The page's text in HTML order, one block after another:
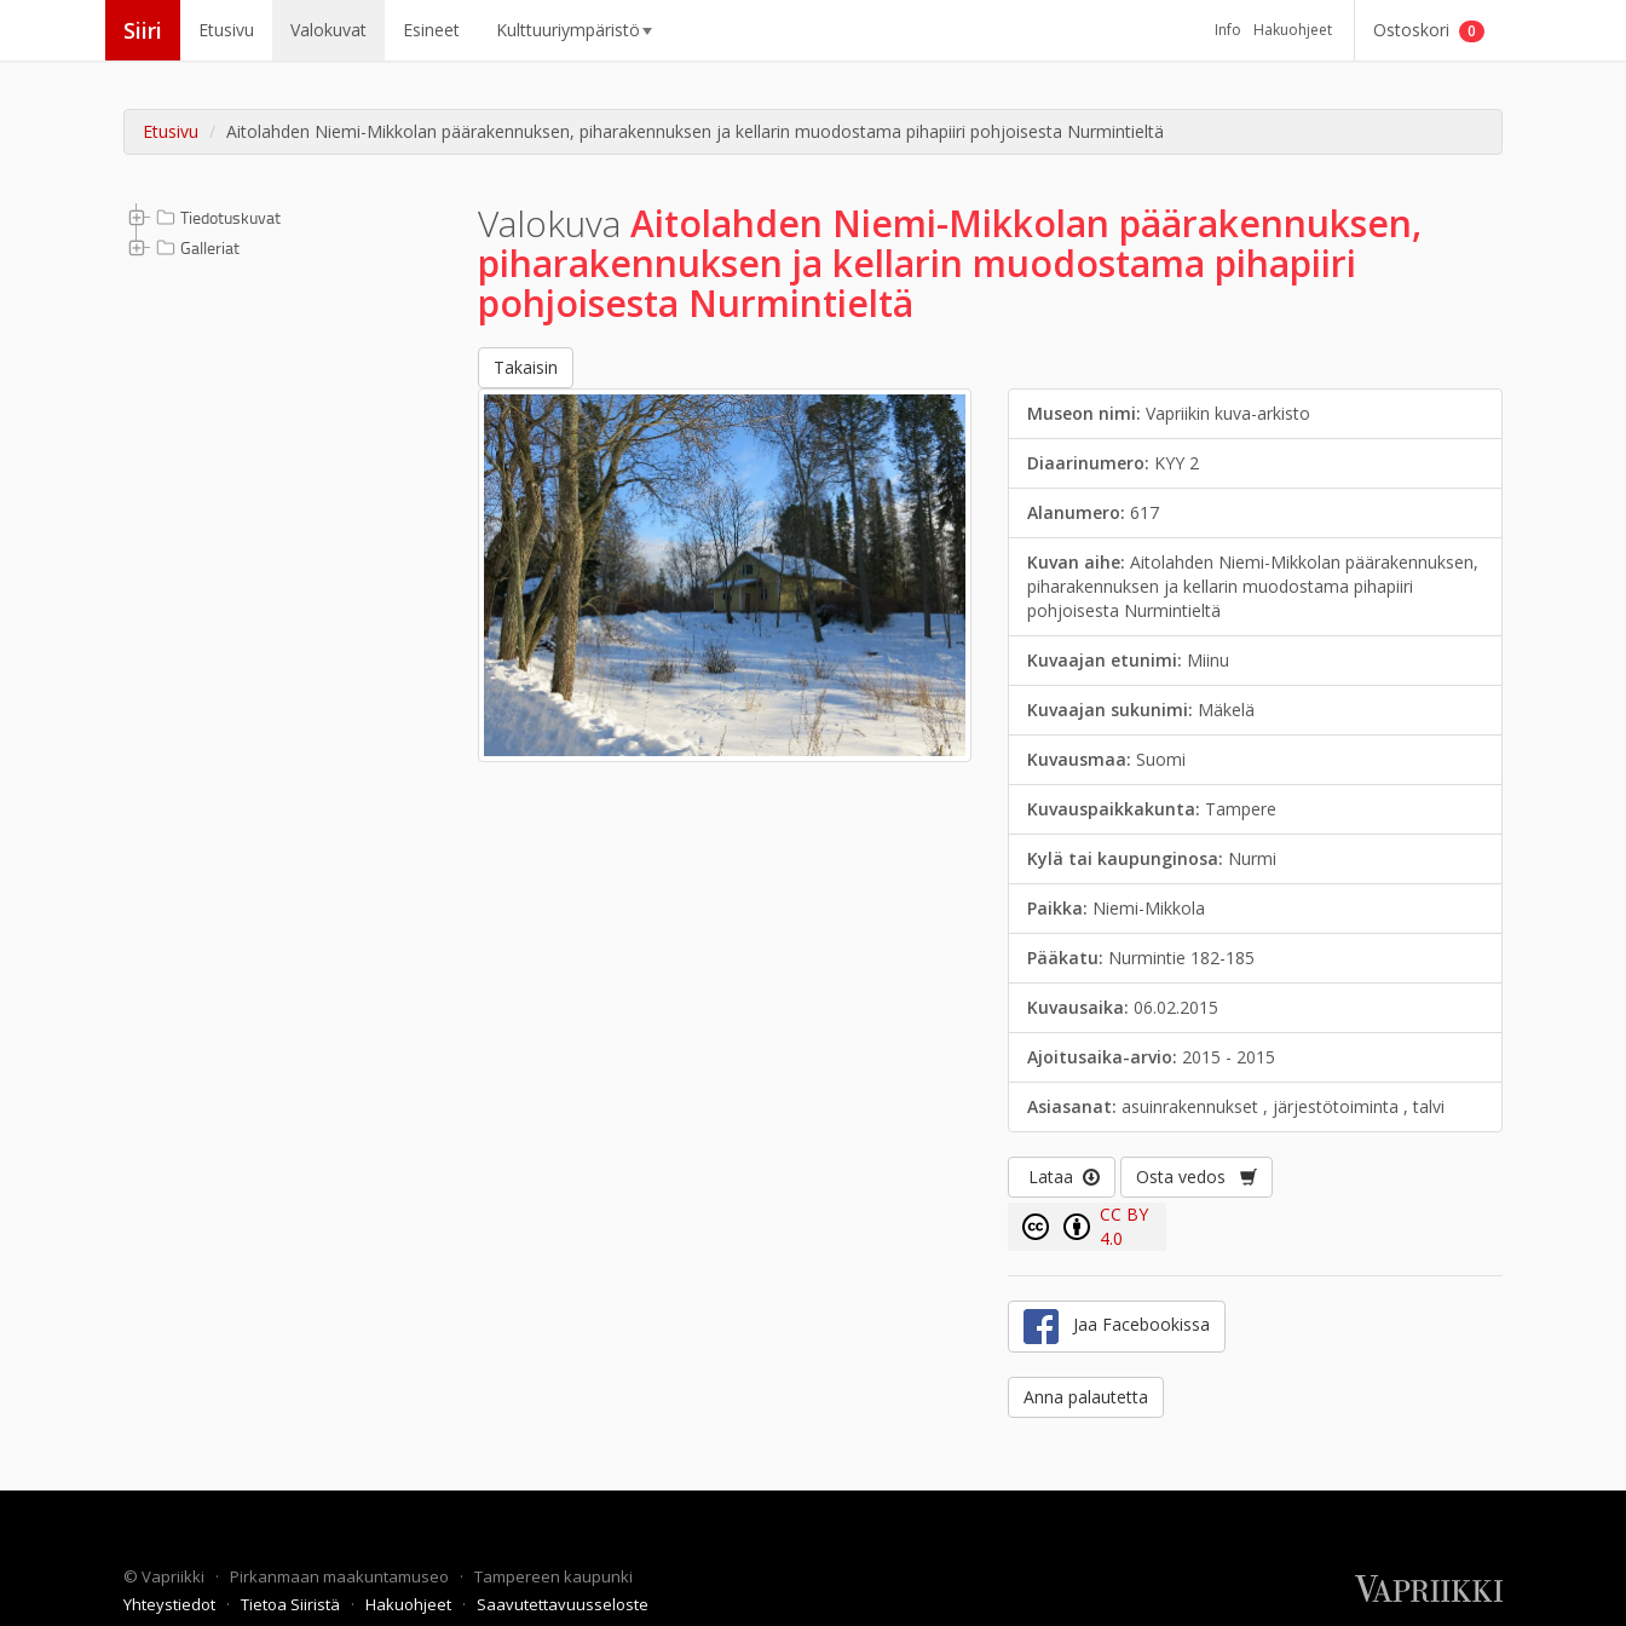
Siiri Etusivu Valokuvat Esineet Kulttuuriympäristö Info Hakuohjeet Ostoskori 0
Etusivu Aitolahden Niemi-Mikkolan päärakennuksen, piharakennuksen ja kellarin muodostama pihapiiri pohjoisesta Nurmintieltä
Tiedotuskuvat
Galleriat
Valokuva Aitolahden Niemi-Mikkolan päärakennuksen,
piharakennuksen ja kellarin muodostama pihapiiri
pohjoisesta Nurmintieltä
Takaisin
Museon nimi:Vapriikin kuva-arkisto
Diaarinumero: KYY 2
Alanumero:617
Kuvan aihe:Aitolahden Niemi-Mikkolan päärakennuksen,
piharakennuksen ja kellarin muodostama pihapiiri
pohjoisesta Nurmintieltä
Kuvaajan etunimi: Miinu
Kuvaajan sukunimi: Mäkelä
Kuvausmaa: Suomi
Kuvauspaikkakunta: Tampere
Kylä tai kaupunginosa: Nurmi
Paikka: Niemi-Mikkola
Pääkatu: Nurmintie 182-185
Kuvausaika:06.02.2015
Ajoitusaika-arvio: 2015 - 2015
Asiasanat: asuinrakennukset , järjestötoiminta , talvi
Lataa
Osta vedos
CC BY
4.0
Jaa Facebookissa
Anna palautetta
© Vapriikki · Pirkanmaan maakuntamuseo · Tampereen kaupunki
Yhteystiedot · Tietoa Siiristä · Hakuohjeet · Saavutettavuusseloste